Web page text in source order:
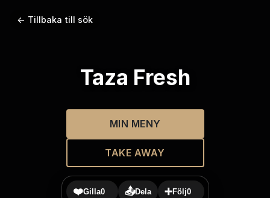
← Tillbaka till sök
Taza Fresh
MIN MENY
TAKE AWAY
❤️Gilla0 📤Dela ➕Följ0